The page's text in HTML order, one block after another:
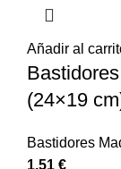
Añadir al
(24×19
Bastidores
1,51 €